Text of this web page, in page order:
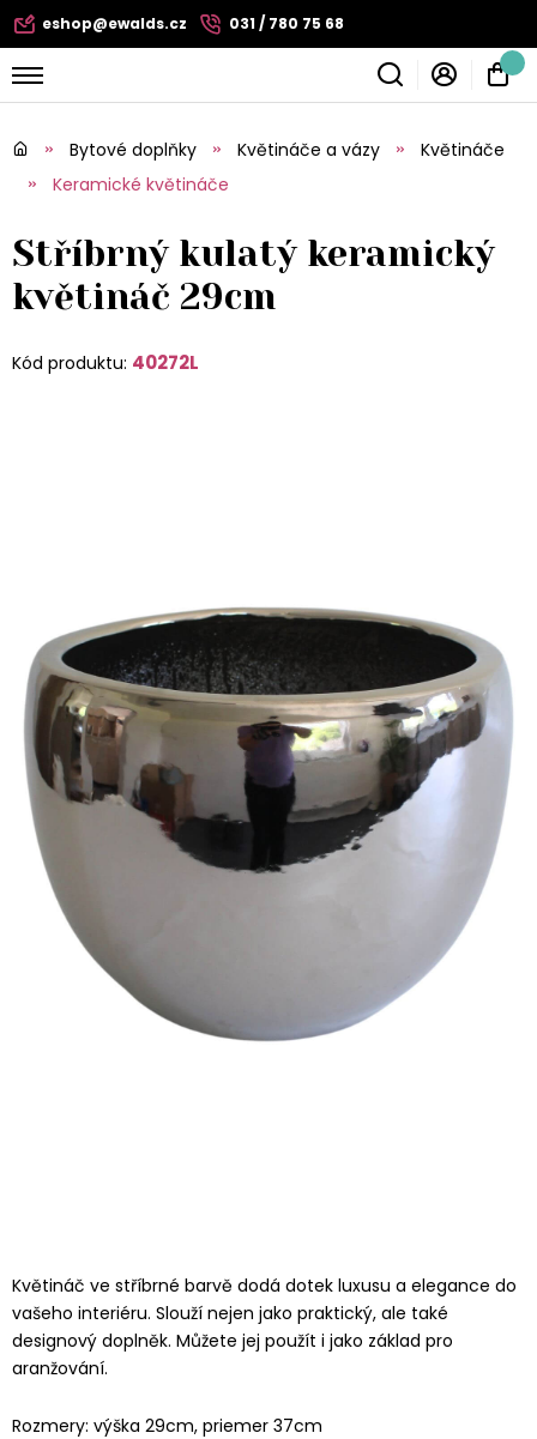
eshop@ewalds.cz 031 / 780 75 68
Bytové doplňky Květináče a vázy
Květináče
Keramické květináče
Stříbrný kulatý keramický
květináč 29cm
Kód produktu: 40272L
Květináč ve stříbrné barvě dodá dotek luxusu a elegance do
vašeho interiéru. Slouží nejen jako praktický, ale také
designový doplněk. Můžete jej použít i jako základ pro
aranžování.
Rozmery: výška 29cm, priemer 37cm